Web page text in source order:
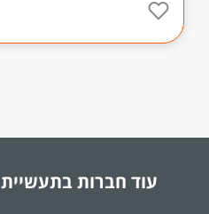
עוד חברות בתעשיית